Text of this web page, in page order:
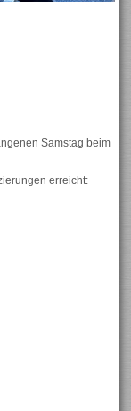
Samstag beim
erreicht: